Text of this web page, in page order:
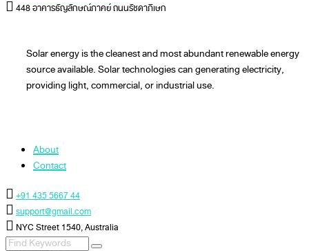
448 อาคารธัญลักษณ์ภาคย์ ถนนรัชดาภิเษก
Solar energy is the cleanest and most abundant renewable energy
source available. Solar technologies can generating electricity,
providing light, commercial, or industrial use.
About
Contact
+91 435 5667 44
support@gmail.com
NYC Street 1540, Australia